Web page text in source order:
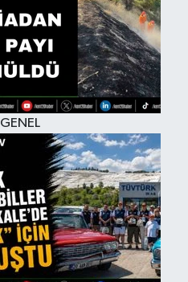
GENEL
RESMİ İLAN